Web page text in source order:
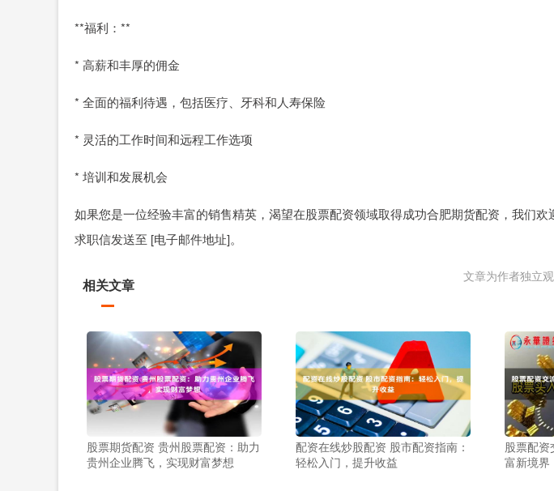
**福利：**
* 高薪和丰厚的佣金
* 全面的福利待遇，包括医疗、牙科和人寿保险
* 灵活的工作时间和远程工作选项
* 培训和发展机会
如果您是一位经验丰富的销售精英，渴望在股票配资领域取得成功合肥期货配资，我们欢
求职信发送至 [电子邮件地址]。
文章为作者独立
相关文章
股票期货配资 贵州股票配资：助力
贵州企业腾飞，实现财富梦想
配资在线炒股配资 股市配资指南：
轻松入门，提升收益
股票配
富新境界